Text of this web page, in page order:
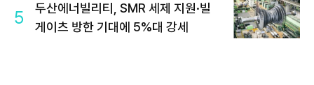
5
두산에너빌리티, SMR 세제 지원·빌
게이츠 방한 기대에 5%대 강세